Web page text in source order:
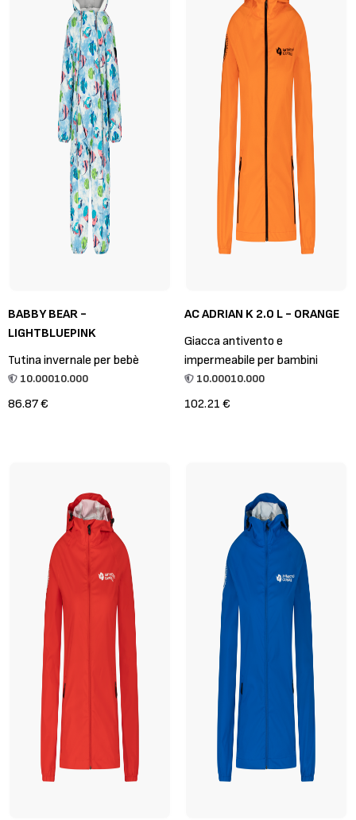
BABBY BEAR -
LIGHTBLUEPINK
Tutina invernale per bebè
10.00010.000
86.87 €
AC ADRIAN K 2.0 L - ORANGE
Giacca antivento e
impermeabile per bambini
10.00010.000
102.21 €